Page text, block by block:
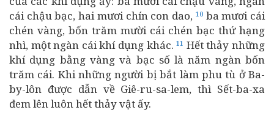
cái chậu bạc, hai mươi chín con dao, 10ba mươi cái
chén vàng, bốn trăm mười cái chén bạc thứ hạng
nhì, một ngàn cái khí dụng khác.11 Hết thảy những
khí dụng bằng vàng và bạc số là năm ngàn bốn
trăm cái. Khi những người bị bắt làm phu tù ở Ba-
by-lôn được dẫn về Giê-ru-sa-lem, thì Sết-ba-xa
đem lên luôn hết thảy vật ấy.